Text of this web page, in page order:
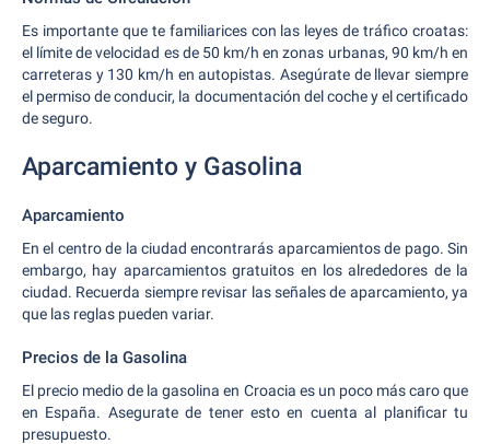
Es importante que te familiarices con las leyes de tráfico croatas:
el límite de velocidad es de 50 km/h en zonas urbanas, 90 km/h en
carreteras y 130 km/h en autopistas. Asegúrate de llevar siempre
el permiso de conducir, la documentación del coche y el certificado
de seguro.
Aparcamiento y Gasolina
Aparcamiento
En el centro de la ciudad encontrarás aparcamientos de pago. Sin
embargo, hay aparcamientos gratuitos en los alrededores de la
ciudad. Recuerda siempre revisar las señales de aparcamiento, ya
que las reglas pueden variar.
Precios de la Gasolina
El precio medio de la gasolina en Croacia es un poco más caro que
en España. Asegurate de tener esto en cuenta al planificar tu
presupuesto.